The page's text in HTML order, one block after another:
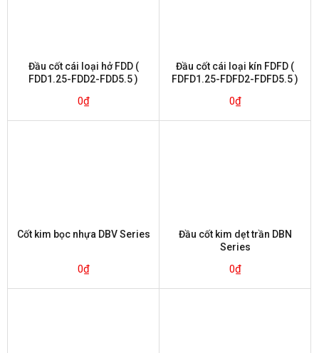
Đầu cốt cái loại hở FDD (
FDD1.25-FDD2-FDD5.5 )
0₫
Đầu cốt cái loại kín FDFD (
FDFD1.25-FDFD2-FDFD5.5 )
0₫
Cốt kim bọc nhựa DBV Series
0₫
Đầu cốt kim dẹt trần DBN
Series
0₫